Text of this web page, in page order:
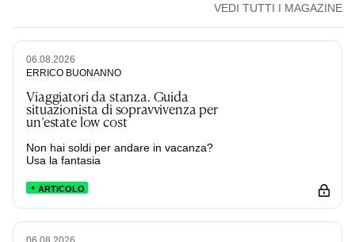
VEDI TUTTI I MAGAZINE
06.08.2026
ERRICO BUONANNO
Viaggiatori da stanza. Guida
situazionista di sopravvivenza per
un’estate low cost
Non hai soldi per andare in vacanza?
Usa la fantasia
ARTICOLO